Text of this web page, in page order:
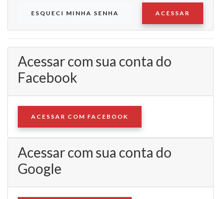
ESQUECI MINHA SENHA ACESSAR
Acessar com sua conta do
Facebook
ACESSAR COM FACEBOOK
Acessar com sua conta do
Google